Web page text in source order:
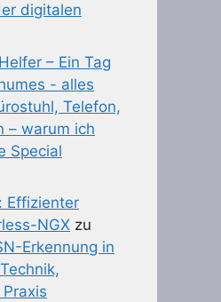
digitalen
– Ein Tag
- alles
Telefon,
– warum ich
Special
Effizienter
NGX zu
Erkennung in